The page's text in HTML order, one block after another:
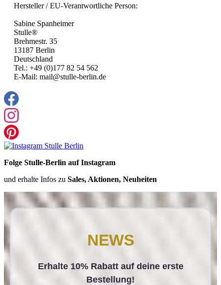
Hersteller / EU-Verantwortliche Person:
Sabine Spanheimer
Stulle®
Brehmestr. 35
13187 Berlin
Deutschland
Tel.: +49 (0)177 82 54 562
E-Mail: mail@stulle-berlin.de
Folge Stulle-Berlin auf Instagram
und erhalte Infos zu Sales, Aktionen, Neuheiten
NEWS
Erhalte 10% Rabatt auf deine erste
Bestellung!